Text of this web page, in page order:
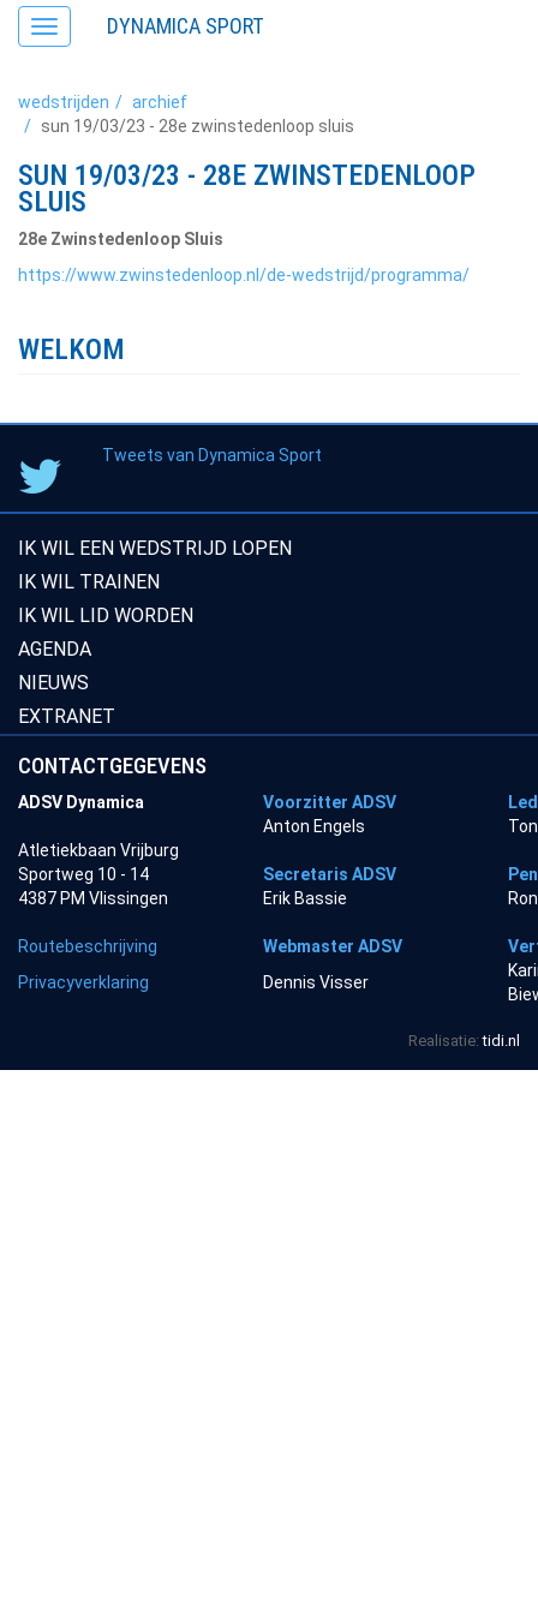
Toggle
navigation
DYNAMICA SPORT
wedstrijden
archief
sun 19/03/23 - 28e zwinstedenloop sluis
SUN 19/03/23 - 28E ZWINSTEDENLOOP
SLUIS
28e Zwinstedenloop Sluis
https://www.zwinstedenloop.nl/de-wedstrijd/programma/
WELKOM
Tweets van Dynamica Sport
IK WIL EEN WEDSTRIJD LOPEN
IK WIL TRAINEN
IK WIL LID WORDEN
AGENDA
NIEUWS
EXTRANET
CONTACTGEGEVENS
ADSV Dynamica Voorzitter ADSV
Anton Engels
Atletiekbaan Vrijburg
Sportweg 10 - 14
Secretaris ADSV
4387 PM Vlissingen
Erik Bassie
Routebeschrijving Webmaster ADSV
Privacyverklaring
Dennis Visser
Realisatie:tidi.nl